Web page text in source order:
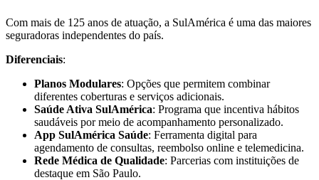
Com mais de 125 anos de atuação, a SulAmérica é uma das maiores
seguradoras independentes do país.
Diferenciais:
Planos Modulares: Opções que permitem combinar
diferentes coberturas e serviços adicionais.
Saúde Ativa SulAmérica: Programa que incentiva hábitos
saudáveis por meio de acompanhamento personalizado.
App SulAmérica Saúde: Ferramenta digital para
agendamento de consultas, reembolso online e telemedicina.
Rede Médica de Qualidade: Parcerias com instituições de
destaque em São Paulo.